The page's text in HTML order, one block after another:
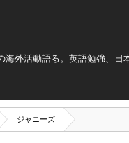
海外活動語る。英語勉強、
ジャニーズ